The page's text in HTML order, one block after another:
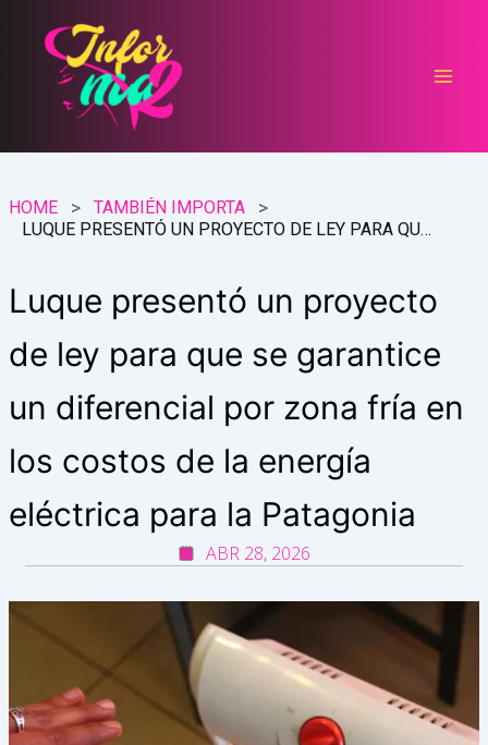
contenido
HOME
TAMBIÉN IMPORTA
LUQUE PRESENTÓ UN PROYECTO DE LEY PARA QUE SE GARANTICE UN DIFERENCIAL POR ZONA FRÍA EN LOS COSTOS DE LA ENERGÍA ELÉCTRICA PARA LA PATAGONIA
Luque presentó un proyecto
de ley para que se garantice
un diferencial por zona fría en
los costos de la energía
eléctrica para la Patagonia
ABR 28, 2026